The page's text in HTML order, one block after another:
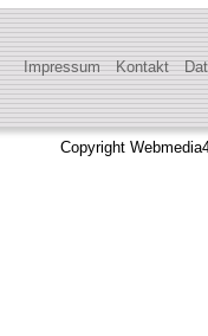
Impressum Kontakt
Copyright